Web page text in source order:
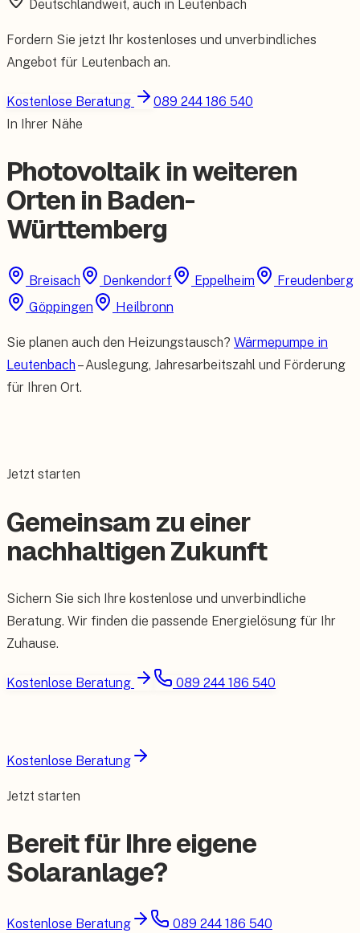
Deutschlandweit, auch in Leutenbach
Fordern Sie jetzt Ihr kostenloses und unverbindliches
Angebot für Leutenbach an.
Kostenlose Beratung
089 244 186 540
In Ihrer Nähe
Photovoltaik in weiteren
Orten in Baden-
Württemberg
Breisach Denkendorf Eppelheim
Freudenberg
Göppingen
Heilbronn
Sie planen auch den Heizungstausch? Wärmepumpe in
Leutenbach – Auslegung, Jahresarbeitszahl und Förderung
für Ihren Ort.
Jetzt starten
Gemeinsam zu einer
nachhaltigen Zukunft
Sichern Sie sich Ihre kostenlose und unverbindliche
Beratung. Wir finden die passende Energielösung für Ihr
Zuhause.
Kostenlose Beratung 089 244 186 540
Kostenlose Beratung
Jetzt starten
Bereit für Ihre eigene
Solaranlage?
Kostenlose Beratung 089 244 186 540